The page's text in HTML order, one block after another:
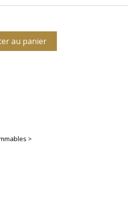
au panier
>